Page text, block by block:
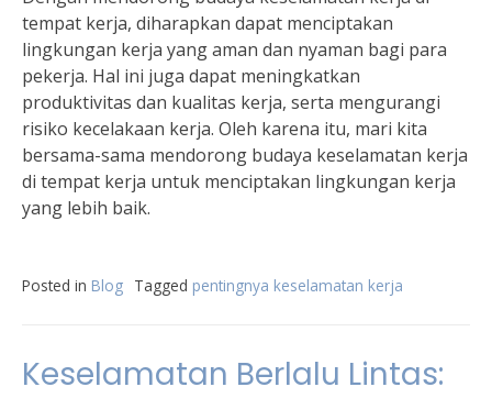
tempat kerja, diharapkan dapat menciptakan
lingkungan kerja yang aman dan nyaman bagi para
pekerja. Hal ini juga dapat meningkatkan
produktivitas dan kualitas kerja, serta mengurangi
risiko kecelakaan kerja. Oleh karena itu, mari kita
bersama-sama mendorong budaya keselamatan kerja
di tempat kerja untuk menciptakan lingkungan kerja
yang lebih baik.
Posted in Blog Tagged pentingnya keselamatan kerja
Keselamatan Berlalu Lintas: